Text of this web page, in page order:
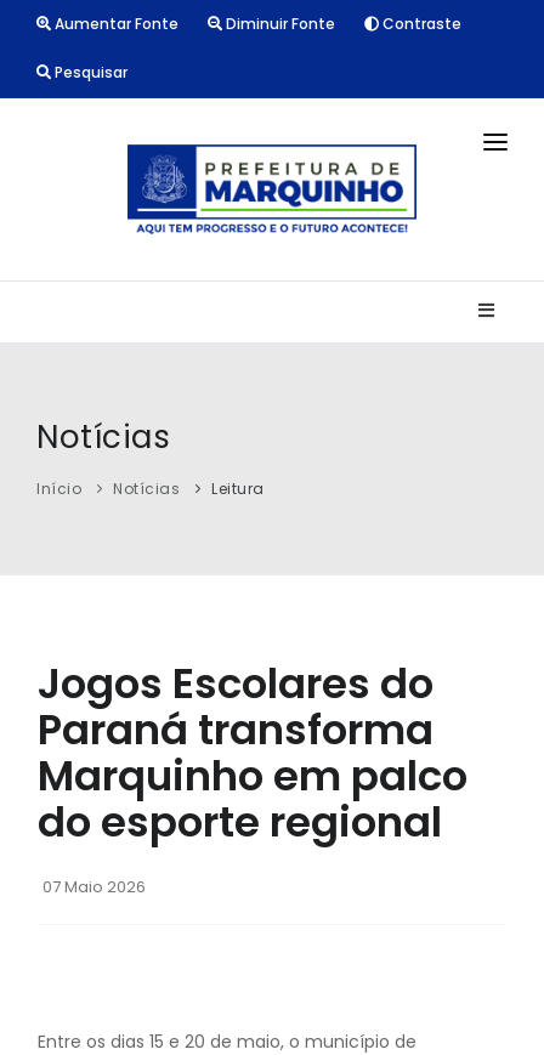
Aumentar Fonte Diminuir Fonte Contraste
Pesquisar
CONTATO
Notícias
Início Notícias Leitura
Jogos Escolares do
Paraná transforma
Marquinho em palco
do esporte regional
07 Maio 2026
Entre os dias 15 e 20 de maio, o município de